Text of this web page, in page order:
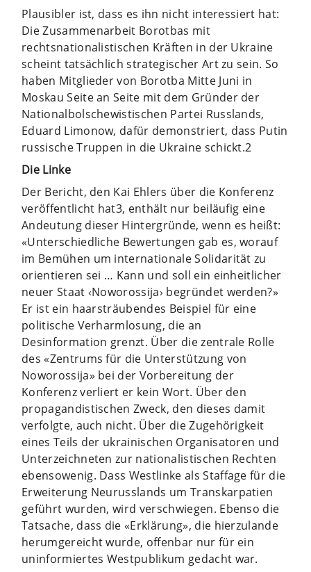
Plausibler ist, dass es ihn nicht interessiert hat:
Die Zusammenarbeit Borotbas mit
rechtsnationalistischen Kräften in der Ukraine
scheint tatsächlich strategischer Art zu sein. So
haben Mitglieder von Borotba Mitte Juni in
Moskau Seite an Seite mit dem Gründer der
Nationalbolschewistischen Partei Russlands,
Eduard Limonow, dafür demonstriert, dass Putin
russische Truppen in die Ukraine schickt.2
Die Linke
Der Bericht, den Kai Ehlers über die Konferenz
veröffentlicht hat3, enthält nur beiläufig eine
Andeutung dieser Hintergründe, wenn es heißt:
«Unterschiedliche Bewertungen gab es, worauf
im Bemühen um internationale Solidarität zu
orientieren sei … Kann und soll ein einheitlicher
neuer Staat ‹Noworossija› begründet werden?»
Er ist ein haarsträubendes Beispiel für eine
politische Verharmlosung, die an
Desinformation grenzt. Über die zentrale Rolle
des «Zentrums für die Unterstützung von
Noworossija» bei der Vorbereitung der
Konferenz verliert er kein Wort. Über den
propagandistischen Zweck, den dieses damit
verfolgte, auch nicht. Über die Zugehörigkeit
eines Teils der ukrainischen Organisatoren und
Unterzeichneten zur nationalistischen Rechten
ebensowenig. Dass Westlinke als Staffage für die
Erweiterung Neurusslands um Transkarpatien
geführt wurden, wird verschwiegen. Ebenso die
Tatsache, dass die «Erklärung», die hierzulande
herumgereicht wurde, offenbar nur für ein
uninformiertes Westpublikum gedacht war.